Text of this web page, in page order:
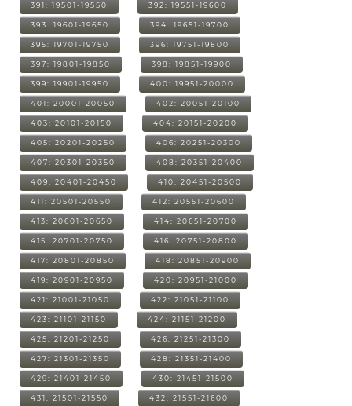
391: 19501-19550 392: 19551-19600
393: 19601-19650 394: 19651-19700
395: 19701-19750 396: 19751-19800
397: 19801-19850 398: 19851-19900
399: 19901-19950 400: 19951-20000
401: 20001-20050 402: 20051-20100
403: 20101-20150 404: 20151-20200
405: 20201-20250 406: 20251-20300
407: 20301-20350 408: 20351-20400
409: 20401-20450 410: 20451-20500
411: 20501-20550 412: 20551-20600
413: 20601-20650 414: 20651-20700
415: 20701-20750 416: 20751-20800
417: 20801-20850 418: 20851-20900
419: 20901-20950 420: 20951-21000
421: 21001-21050 422: 21051-21100
423: 21101-21150 424: 21151-21200
425: 21201-21250 426: 21251-21300
427: 21301-21350 428: 21351-21400
429: 21401-21450 430: 21451-21500
431: 21501-21550 432: 21551-21600